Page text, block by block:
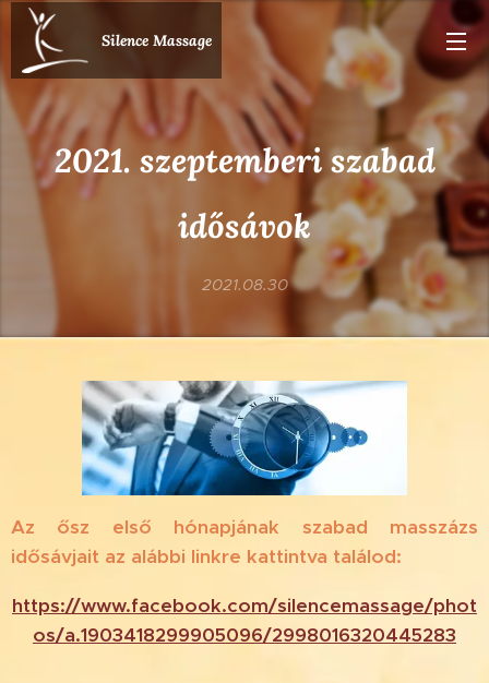
Silence Massage
2021. szeptemberi szabad
idősávok
2021.08.30
Az ősz első hónapjának szabad masszázs
idősávjait az alábbi linkre kattintva találod:
https://www.facebook.com/silencemassage/phot
os/a.1903418299905096/2998016320445283